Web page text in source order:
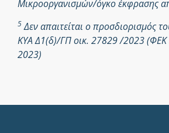
Μικροοργανισμών/όγκο έκφρασης
5Δεν απαιτείται ο προσδιορισμός
ΚΥΑ Δ1(δ)/ΓΠ οικ. 27829 /2023
2023)